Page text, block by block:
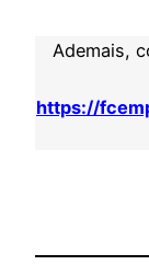
Ademais,
https://